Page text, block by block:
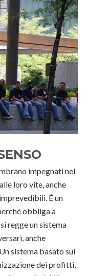
impegnati nel
loro vite, anche
È un
obbliga a
regge un sistema
anche
sistema basato sul
dei profitti,